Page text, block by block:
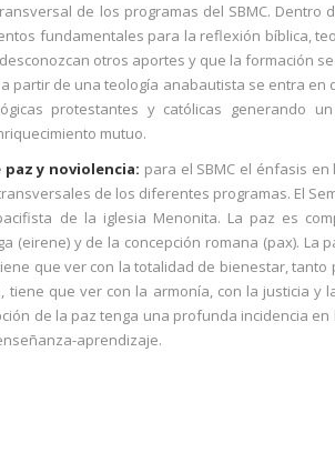
de los programas del SBMC. Dentro
fundamentales para la reflexión bíblica,
otros aportes y que la formación
partir de una teología anabautista se entra en
protestantes y católicas generando
mutuo.
paz y noviolencia: para el SBMC el énfasis
de los diferentes programas. El
de la iglesia Menonita. La paz es
(eirene) y de la concepción romana (pax). La
que ver con la totalidad de bienestar, tanto
tiene que ver con la armonía, con la justicia y
de la paz tenga una profunda incidencia
aprendizaje.